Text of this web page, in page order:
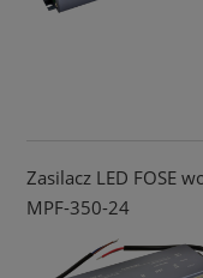
Zasilacz LED FOSE
MPF-350-24